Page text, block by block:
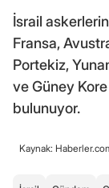
İsrail
Fransa,
Portekiz,
ve Güney
bulunuyor.
Kaynak: